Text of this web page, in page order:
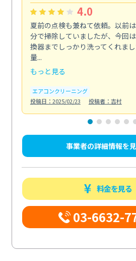
4.0
夏前の点検も兼ねて依頼。以前
分で掃除していましたが、今回
換器までしっかり洗ってくれま
量...
もっと見る
エアコンクリーニング
投稿日：2025/02/23
投稿者：吉村
事業者の詳細情報を
料金を見る
03-6632-